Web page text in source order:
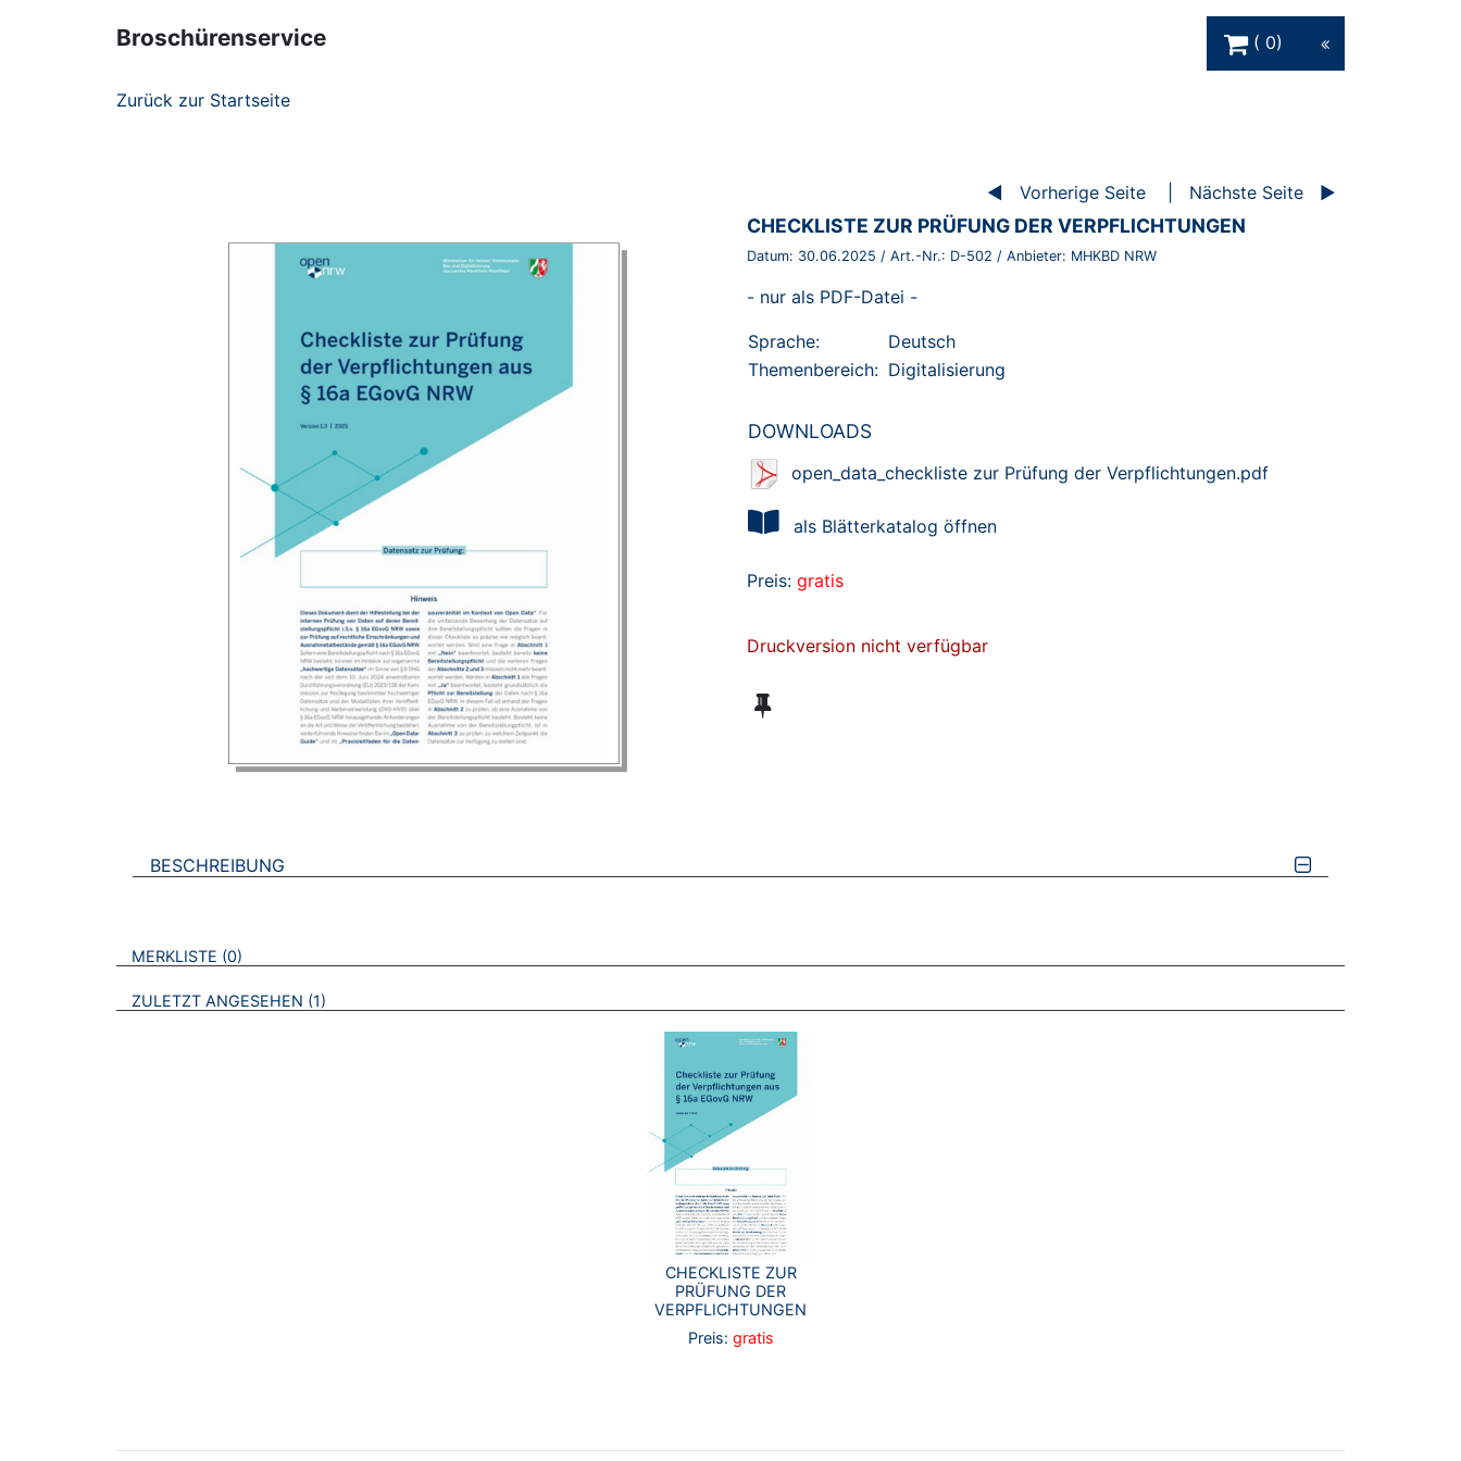
Broschürenservice
0
Zurück zur Startseite
Vorherige Seite Nächste Seite
BROSCHÜRE:
CHECKLISTE ZUR PRÜFUNG DER VERPFLICHTUNGEN
Datum: 30.06.2025 / Art.-Nr.: D-502 / Anbieter: MHKBD NRW
- nur als PDF-Datei -
Sprache:
Deutsch
Themenbereich: Digitalisierung
DOWNLOADS
open_data_checkliste zur Prüfung der Verpflichtungen.pdf
als Blätterkatalog öffnen
Preis: gratis
Druckversion nicht verfügbar
BESCHREIBUNG
VERWEISE AUF VERMERKTE- ODER ZULETZT ANGESEHENE BROSCHÜREN
MERKLISTE 0
ZULETZT ANGESEHEN 1
CHECKLISTE ZUR
PRÜFUNG DER
VERPFLICHTUNGEN
Preis: gratis